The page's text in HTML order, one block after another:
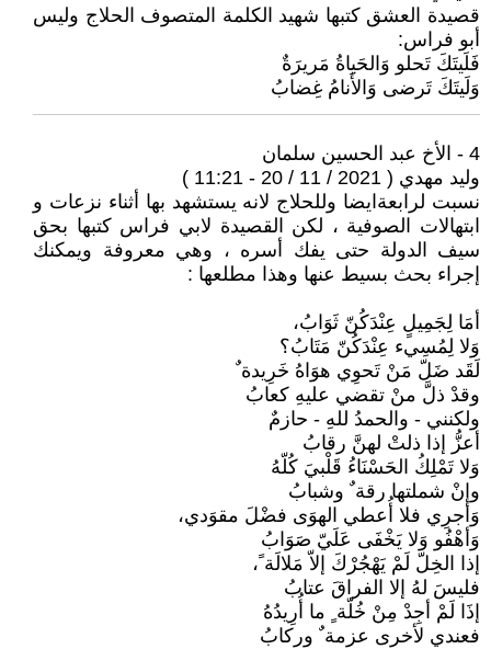
قصيدة العشق كتبها شهيد الكلمة المتصوف الحلاج وليس
أبو فراس:
فَلَيتَكَ تَحلو وَالحَياةُ مَريرَةٌ
وَلَيتَكَ تَرضى وَالأَنامُ غِضابُ
4 - الأخ عبد الحسين سلمان
وليد مهدي ( 2021 / 11 / 20 - 11:21 )
نسبت لرابعةايضا وللحلاج لانه يستشهد بها أثناء نزعات و
ابتهالات الصوفية ، لكن القصيدة لابي فراس كتبها بحق
سيف الدولة حتى يفك أسره ، وهي معروفة ويمكنك
إجراء بحث بسيط عنها وهذا مطلعها :
أمَا لِجَمِيلٍ عِنْدَكُنّ ثَوَابُ،
وَلا لِمُسِيء عِنْدَكُنّ مَتَابُ؟
لَقَد ضَلّ مَنْ تَحوِي هوَاهُ خَرِيدة ٌ
وقدْ ذلَّ منْ تقضي عليهِ كعابُ
ولكنني - والحمدُ للهِ - حازمٌ
أعزُّ إذا ذلتْ لهنَّ رقابُ
وَلا تَمْلِكُ الحَسْنَاءُ قَلْبيَ كُلّهُ
وإنْ شملتها رقة ٌ وشبابُ
وَأجرِي فلا أُعطي الهوَى فضْلَ مقوَدي،
وَأهْفُو وَلا يَخْفَى عَلَيّ صَوَابُ
إذا الخِلّ لَمْ يَهْجُرْكَ إلاّ مَلالَة ً،
فليسَ لهُ إلا الفراقَ عتابُ
إذَا لَمْ أجِدْ مِنْ خُلّة ٍ ما أُرِيدُهُ
فعندي لأخرى عزمة ٌ وركابُ